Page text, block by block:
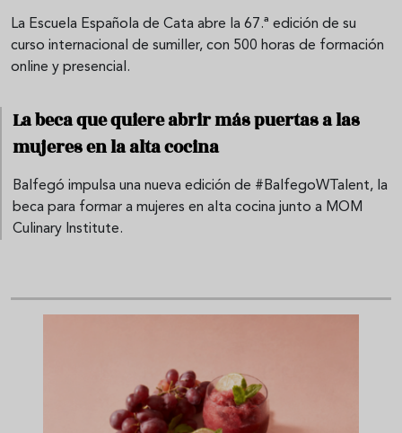
La Escuela Española de Cata abre la 67.ª edición de su
curso internacional de sumiller, con 500 horas de formación
online y presencial.
La beca que quiere abrir más puertas a las
mujeres en la alta cocina
Balfegó impulsa una nueva edición de #BalfegoWTalent, la
beca para formar a mujeres en alta cocina junto a MOM
Culinary Institute.